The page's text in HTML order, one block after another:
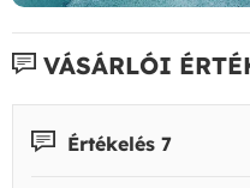
VÁSÁRLÓI
Értékelés 7